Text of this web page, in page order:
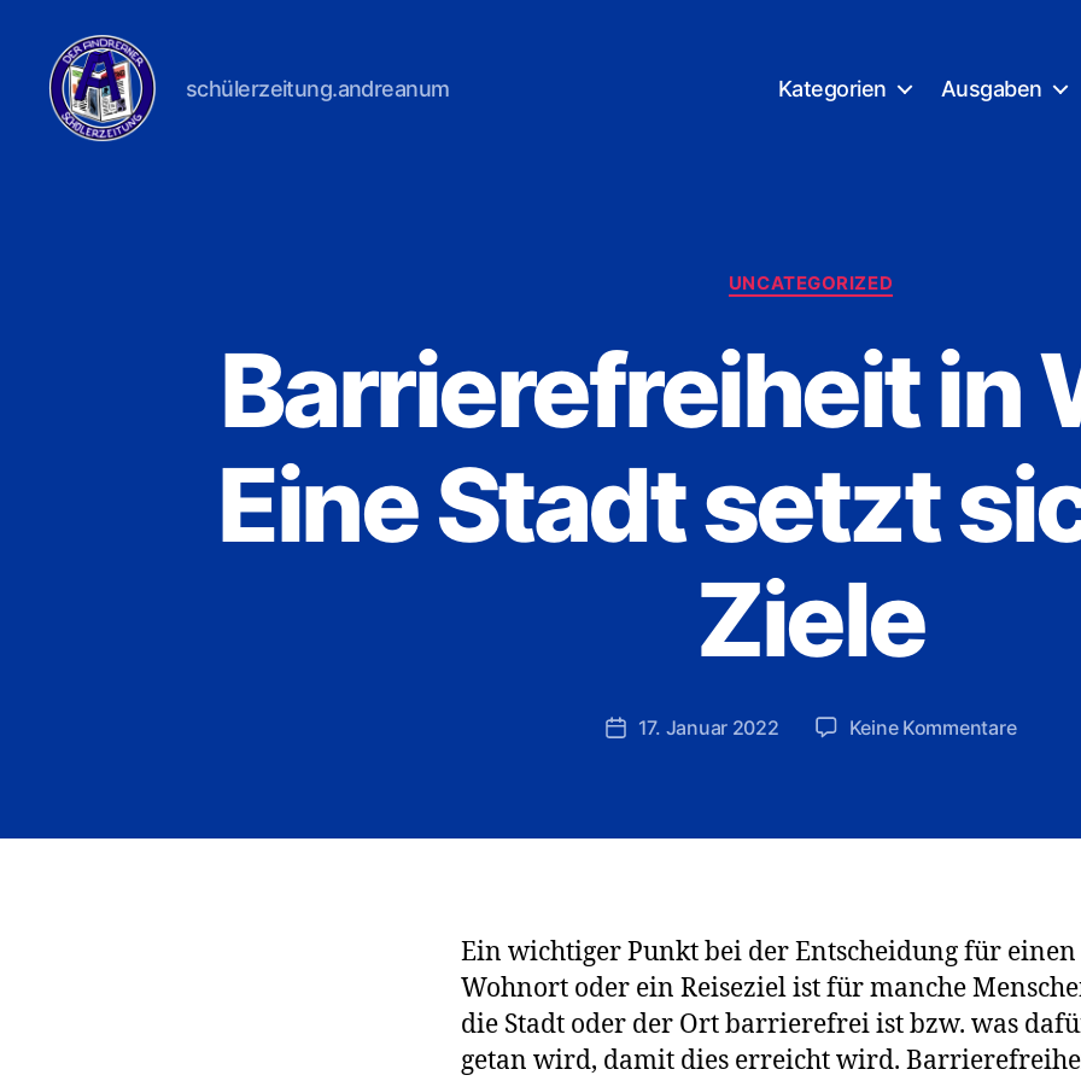
schülerzeitung.andreanum Kategorien Ausgaben
Kategorien
UNCATEGORIZED
Barrierefreiheit in
Eine Stadt setzt
Ziele
Beitragsautor
n
R
a
Veröffentlichungsdatum
17. Januar 2022 Keine Kommentarezu
–
sich
hohe
Ziele
Ein wichtiger Punkt bei der Entscheidung für einen
Wohnort oder ein Reiseziel ist für manche
die Stadt oder der Ort barrierefrei ist bzw. was
getan wird, damit dies erreicht wird.